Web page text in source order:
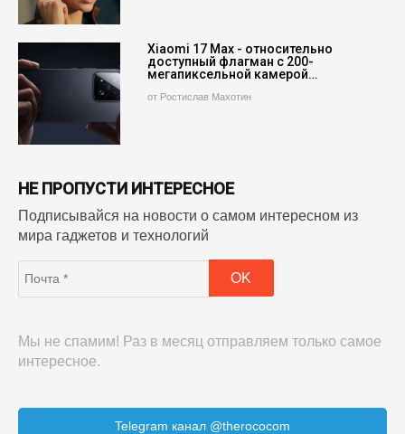
Xiaomi 17 Max - относительно
доступный флагман с 200-
мегапиксельной камерой…
от Ростислав Махотин
НЕ ПРОПУСТИ ИНТЕРЕСНОЕ
Подписывайся на новости о самом интересном из
мира гаджетов и технологий
Мы не спамим! Раз в месяц отправляем только самое
интересное.
Telegram канал @therococom